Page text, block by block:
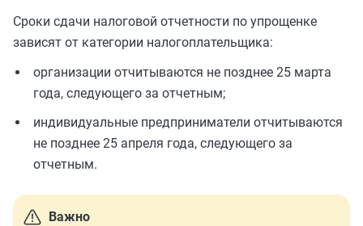
Сроки сдачи налоговой отчетности по упрощенке
зависят от категории налогоплательщика:
организации отчитываются не позднее 25 марта
года, следующего за отчетным;
индивидуальные предприниматели отчитываются
не позднее 25 апреля года, следующего за
отчетным.
Важно